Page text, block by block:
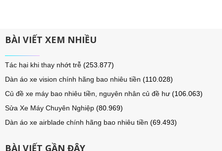
BÀI VIẾT XEM NHIỀU
Tác hại khi thay nhớt trễ (253.877)
Dàn áo xe vision chính hãng bao nhiêu tiền (110.028)
Củ đề xe máy bao nhiêu tiền, nguyên nhân củ đề hư (106.063)
Sửa Xe Máy Chuyên Nghiệp (80.969)
Dàn áo xe airblade chính hãng bao nhiêu tiền (69.493)
BÀI VIẾT GẦN ĐÂY